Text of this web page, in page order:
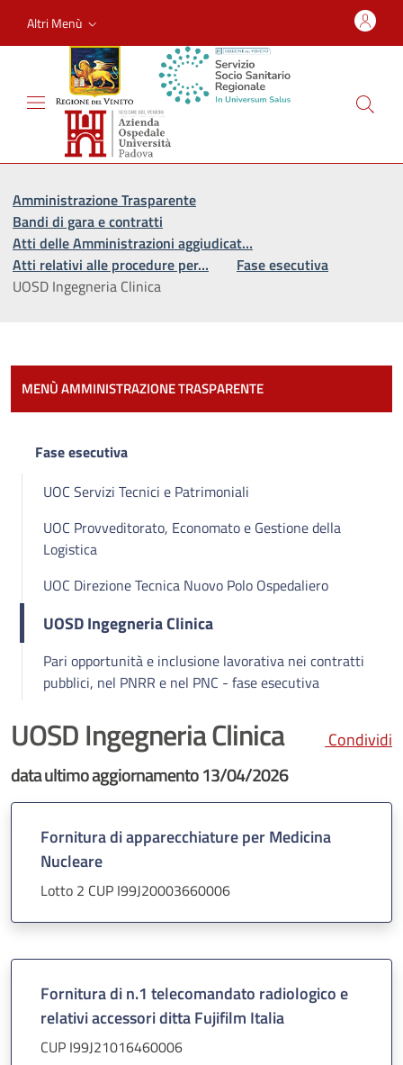
Altri Menù
Amministrazione Trasparente
Bandi di gara e contratti
Atti delle Amministrazioni aggiudicat…
Atti relativi alle procedure per…
Fase esecutiva
UOSD Ingegneria Clinica
MENÙ AMMINISTRAZIONE TRASPARENTE
Fase esecutiva
UOC Servizi Tecnici e Patrimoniali
UOC Provveditorato, Economato e Gestione della
Logistica
UOC Direzione Tecnica Nuovo Polo Ospedaliero
UOSD Ingegneria Clinica
Pari opportunità e inclusione lavorativa nei contratti
pubblici, nel PNRR e nel PNC - fase esecutiva
UOSD Ingegneria Clinica Condividi
data ultimo aggiornamento 13/04/2026
Fornitura di apparecchiature per Medicina
Nucleare
Lotto 2 CUP I99J20003660006
Fornitura di n.1 telecomandato radiologico e
relativi accessori ditta Fujifilm Italia
CUP I99J21016460006